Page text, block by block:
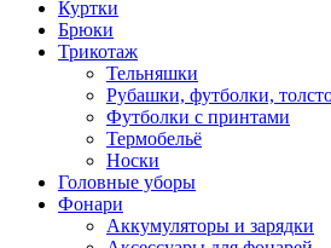
Куртки
Брюки
Трикотаж
Тельняшки
Рубашки, футболки,
Футболки с принтами
Термобельё
Носки
Головные уборы
Фонари
Аккумуляторы и зарядки